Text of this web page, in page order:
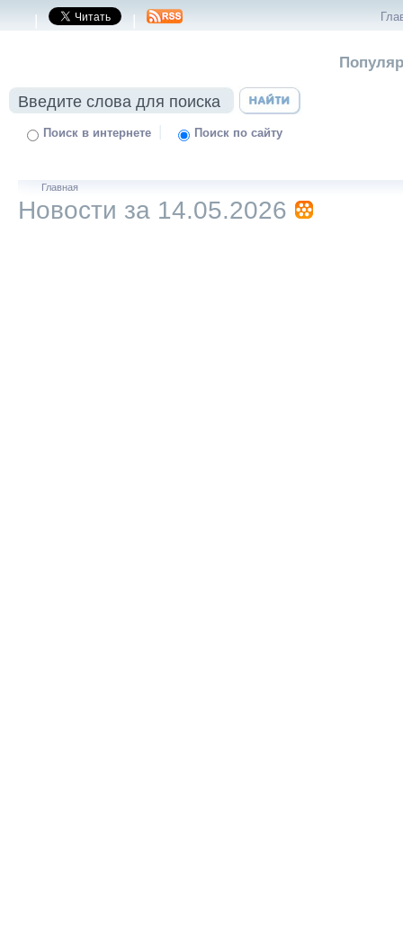
| |
Поиск в интернете | Поиск по сайту
Главная
Новости за 14.05.2026